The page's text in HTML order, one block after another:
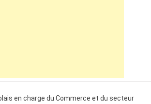
en charge du Commerce et du secteur